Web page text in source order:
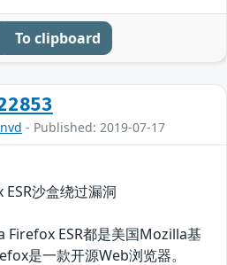
To clipboard
- Published: 2019-07-17
沙盒绕过漏洞
ESR都是美国Mozilla基
是一款开源Web浏览器。